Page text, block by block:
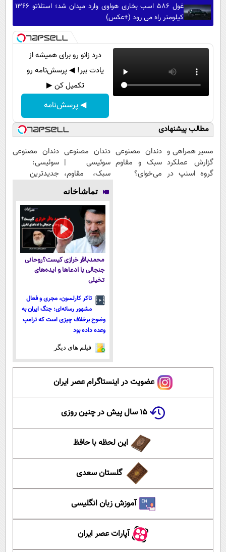
غول 586 اسب بخاری هواوی وارد میدان شد؛ استلاتو 1366
کیلومتر راه می رود (+عکس)
درد زانو رو برای همیشه از
یادت ببر! ◀ پرسش‌نامه رو
تکمیل کن ▶
◀ پرسش‌نامه
مطالب پیشنهادی
مسیر همراهی و
گزارش عملکرد
گروه اسنپ در
دندان مصنوعی
سبک و مقاوم
می‌خوای؟
دندان مصنوعی
سوئیسی |
سبک، مقاوم،
طبیعی! ویزیت
رایگان+پرداخت
اقساطی😍
دندان مصنوعی
سوئیسی:
جدیدترین
پرداخت قسطی
تماشاخانه
محمدباقر خرازی کیست؟روحانی
جنجالی با ادعاها و ایده‌های
تخیلی
تاکر کارلسون، مجری و فعال
مشهور رسانه‌ای: جنگ ایران به
وضوح برخلاف چیزی است که ترامپ
وعده داده بود
فیلم های دیگر
عضویت در اینستاگرام عصر ایران
۱۵ سال پیش در چنین روزی
این لحظه با حافظ
گلستان سعدی
آموزش زبان انگلیسی
آپارات عصر ایران